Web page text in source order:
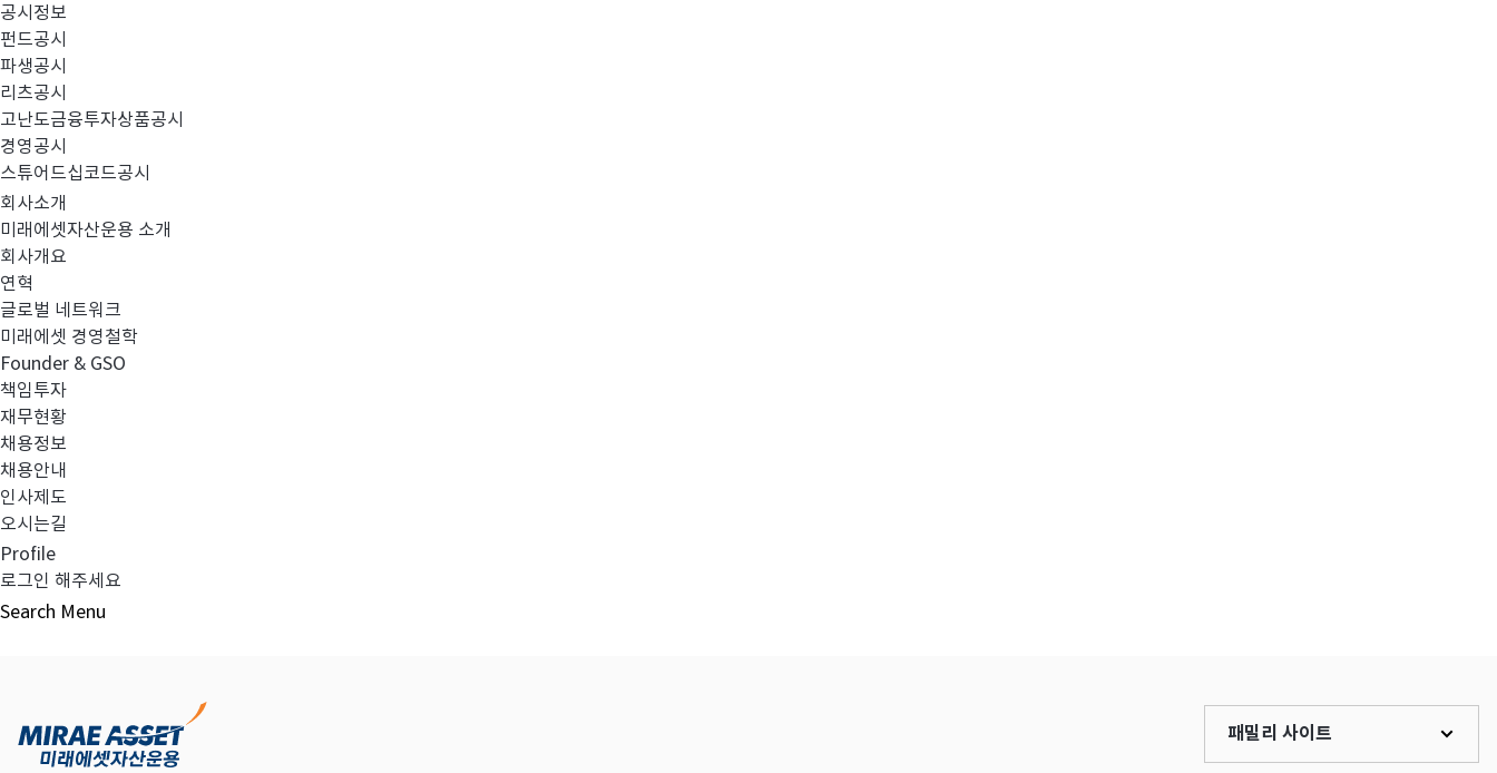
공시정보
펀드공시
파생공시
리츠공시
고난도금융투자상품공시
경영공시
스튜어드십코드공시
회사소개
미래에셋자산운용 소개
회사개요
연혁
글로벌 네트워크
미래에셋 경영철학
Founder & GSO
책임투자
재무현황
채용정보
채용안내
인사제도
오시는길
Profile
로그인 해주세요
Search Menu
이전글
다음글
목록보기
패밀리 사이트